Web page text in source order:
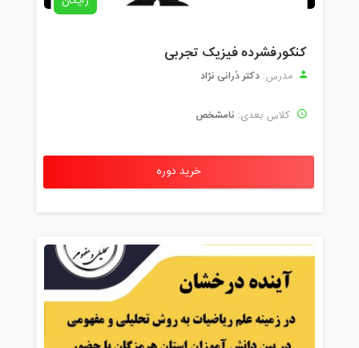
کنکورفشرده فیزیک تجربی
مدرس: دکتر دُرانی نژاد
کلاس بعدی: نامشخص
خرید دوره